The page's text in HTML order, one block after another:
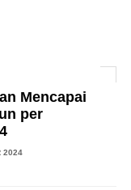
Mencapai
per
2024